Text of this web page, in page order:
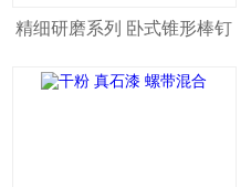
精细研磨系列 卧式锥形棒钉
砂磨机